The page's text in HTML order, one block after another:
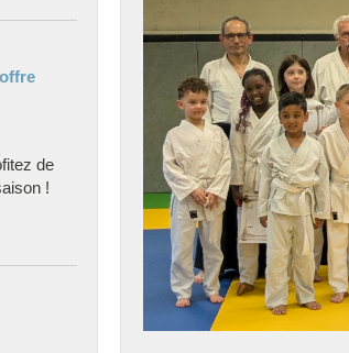
de
!